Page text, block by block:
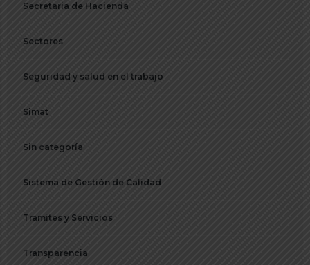
Secretaria de Hacienda
Sectores
Seguridad y salud en el trabajo
Simat
Sin categoría
Sistema de Gestión de Calidad
Tramites y Servicios
Transparencia